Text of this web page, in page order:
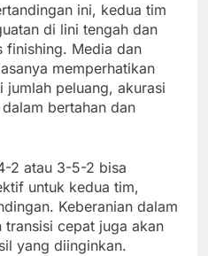
ini, kedua tim
di lini tengah dan
finishing. Media dan
memperhatikan
jumlah peluang, akurasi
bertahan dan
2 atau 3-5-2 bisa
untuk kedua tim,
Keberanian dalam
transisi cepat juga akan
yang diinginkan.